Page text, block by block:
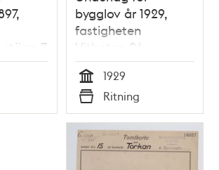
större 7
bygglov år 1929,
fastigheten
Vitbetan 26
Tid
1929
Typ
Ritning